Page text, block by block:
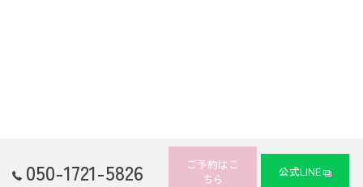
050-1721-5826
ご予約はこ
ちら
公式LINE